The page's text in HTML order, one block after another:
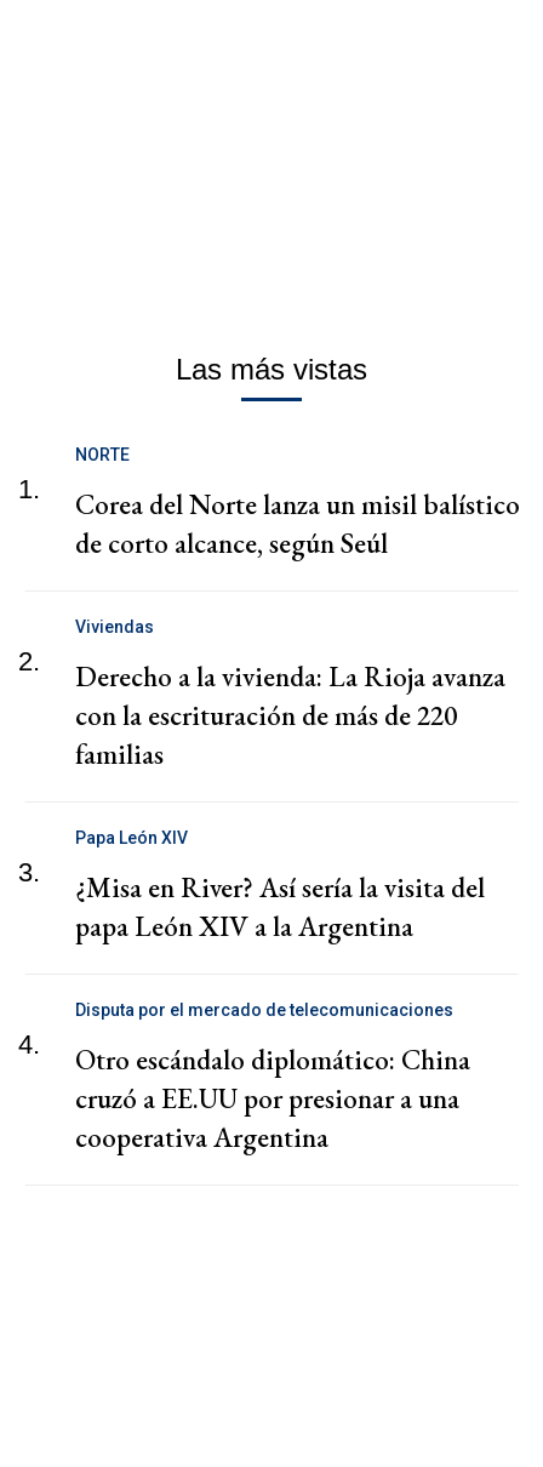
Las más vistas
1.
NORTE
Corea del Norte lanza un misil balístico
de corto alcance, según Seúl
2.
Viviendas
Derecho a la vivienda: La Rioja avanza
con la escrituración de más de 220
familias
3.
Papa León XIV
¿Misa en River? Así sería la visita del
papa León XIV a la Argentina
4.
Disputa por el mercado de telecomunicaciones
Otro escándalo diplomático: China
cruzó a EE.UU por presionar a una
cooperativa Argentina